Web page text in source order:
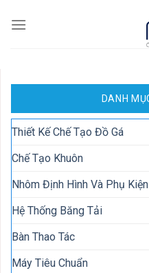
DANH
Thiết Kế Chế Tạo Đồ Gá
Chế Tạo Khuôn
Nhôm Định Hình Và Phụ Kiện
Hệ Thống Băng Tải
Bàn Thao Tác
Máy Tiêu Chuẩn